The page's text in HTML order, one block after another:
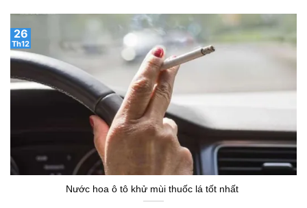
Nước hoa ô tô khử mùi thuốc lá tốt nhất
26
Th12